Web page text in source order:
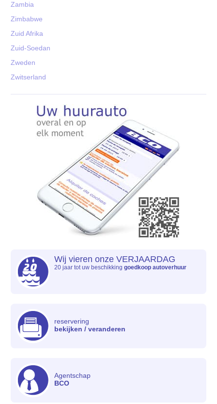
Zambia
Zimbabwe
Zuid Afrika
Zuid-Soedan
Zweden
Zwitserland
Wij vieren onze VERJAARDAG
20 jaar tot uw beschikkinggoedkoop autoverhuur
reservering
bekijken / veranderen
Agentschap
BCO